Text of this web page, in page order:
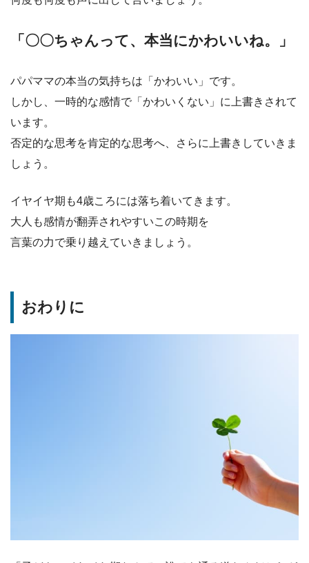
「〇〇ちゃんって、本当にかわいいね。」
パパママの本当の気持ちは「かわいい」です。
しかし、一時的な感情で「かわいくない」に上書きされて
います。
否定的な思考を肯定的な思考へ、さらに上書きしていきま
しょう。
イヤイヤ期も4歳ころには落ち着いてきます。
大人も感情が翻弄されやすいこの時期を
言葉の力で乗り越えていきましょう。
おわりに